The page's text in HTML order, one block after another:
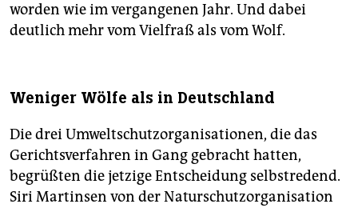
worden wie im vergangenen Jahr. Und dabei
deutlich mehr vom Vielfraß als vom Wolf.
Weniger Wölfe als in Deutschland
Die drei Umweltschutzorganisationen, die das
Gerichtsverfahren in Gang gebracht hatten,
begrüßten die jetzige Entscheidung selbstredend.
Siri Martinsen von der Naturschutzorganisation